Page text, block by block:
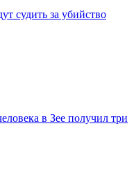
судить за убийство
в Зее получил три